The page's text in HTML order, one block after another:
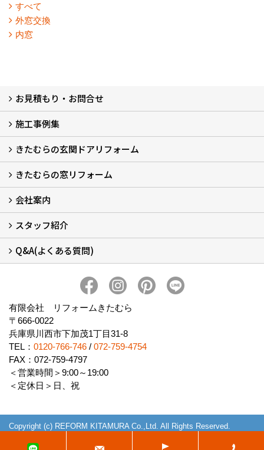
すべて
外窓交換
内窓
お見積もり・お問合せ
LINEで概算見積もり
チャットで質問
問い合わせフォームから
オンライン相談
電話で相談
無料現地調査をご希望の方
施工事例集
玄関ドアリフォーム
玄関引戸リフォーム
勝手口ドアリフォーム
窓リフォーム
きたむらの玄関ドアリフォーム
玄関ドアリフォームについて
リシェントについて (23)
・玄関ドアバリエーション (52)
・玄関引戸バリエーション (44)
・勝手口ドアバリエーション (11)
安心の自社施工
無料点検
保証について
価格について
概算見積について (2)
きたむらの窓リフォーム
窓リフォームについて (5)
・内窓設置-LIXILインプラス
・内窓設置-AGCまどまど
・窓交換
・エコガラス交換
・防犯・防災ガラス交換
会社案内
会社概要 (2)
ブログ
アクセス
施工エリア
施工までの流れ
SNSインフォメーション
チャット機能
オンライン打合わせ
補助金について (2)
スタッフ紹介
スタッフ紹介
Q&A(よくある質問)
有限会社 リフォームきたむら
〒666-0022
兵庫県川西市下加茂1丁目31-8
TEL： 0120-766-746 / 072-759-4754
FAX：072-759-4797
＜営業時間＞9:00～19:00
＜定休日＞日、祝
Copyright (c) REFORM KITAMURA Co.,Ltd. All Rights Reserved.